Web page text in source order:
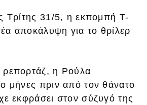
Τρίτης 31/5, η εκπομπή T-
αποκάλυψη για το θρίλερ
η Ρούλα
μήνες πριν από τον θάνατο
εκφράσει στον σύζυγό της